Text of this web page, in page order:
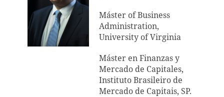
Máster of Business
Administration,
University of Virginia
Máster en Finanzas y
Mercado de Capitales,
Instituto Brasileiro de
Mercado de Capitais, SP.